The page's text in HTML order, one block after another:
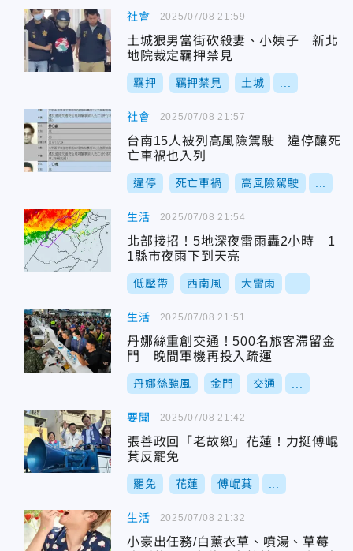
社會
土城狠男當街砍殺妻、小姨子 新北
地院裁定羈押禁見
羈押 羈押禁見 土城
2025/07/08 21:59
社會
台南15人被列高風險駕駛 違停釀死
亡車禍也入列
違停 死亡車禍 高風險駕駛
2025/07/08 21:57
生活
北部接招！5地深夜雷雨轟2小時 1
1縣市夜雨下到天亮
低壓帶 西南風 大雷雨
2025/07/08 21:54
生活
丹娜絲重創交通！500名旅客滯留金
門 晚間軍機再投入疏運
丹娜絲颱風 金門 交通
2025/07/08 21:51
要聞
張善政回「老故鄉」花蓮！力挺傅崐
萁反罷免
罷免 花蓮 傅崐萁
2025/07/08 21:42
生活
小豪出任務/白薰衣草、噴湯、草莓
2025/07/08 21:32